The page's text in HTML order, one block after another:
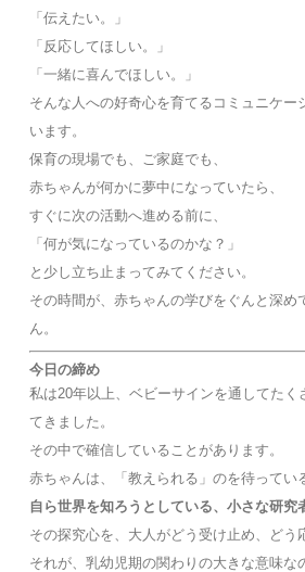
「伝えたい。」
「反応してほしい。」
「一緒に喜んでほしい。」
そんな人への好奇心を育てるコミュニケー
います。
保育の現場でも、ご家庭でも、
赤ちゃんが何かに夢中になっていたら、
すぐに次の活動へ進める前に、
「何が気になっているのかな？」
と少し立ち止まってみてください。
その時間が、赤ちゃんの学びをぐんと深め
ん。
今日の締め
私は20年以上、ベビーサインを通してたく
てきました。
その中で確信していることがあります。
赤ちゃんは、「教えられる」のを待ってい
自ら世界を知ろうとしている、小さな研究
その探究心を、大人がどう受け止め、どう
それが、乳幼児期の関わりの大きな意味な